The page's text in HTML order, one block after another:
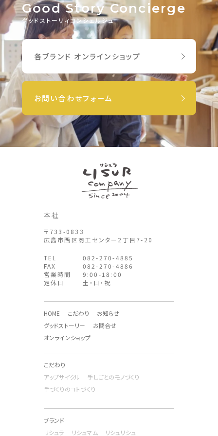
Good Story Concierge
グッドストーリィコンシェルジュ
各ブランド オンラインショップ
お問い合わせフォーム
本社
〒733-0833
広島市西区商工センター2丁目7-20
TEL
082-270-4885
FAX
082-270-4886
営業時間
9:00-18:00
定休日
土・日・祝
HOME こだわり
お知らせ
グッドストーリー
お問合せ
オンラインショップ
こだわり
アップサイクル
手しごとのモノづくり
手づくりのコトづくり
ブランド
リシュラ
リシュマム リシュリシュ